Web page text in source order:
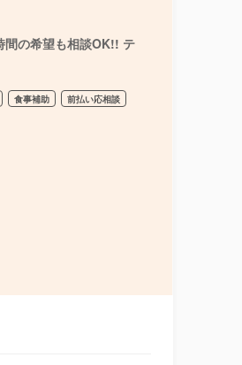
の希望も相談OK!! テ
食事補助 前払い応相談